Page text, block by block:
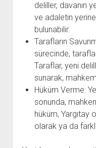
deliller, davanın
ve adaletin
bulunabilir.
Tarafların
sürecinde,
Taraflar, yeni
sunarak,
Hüküm Verme:
sonunda,
hüküm, Yargıtay
olarak ya da